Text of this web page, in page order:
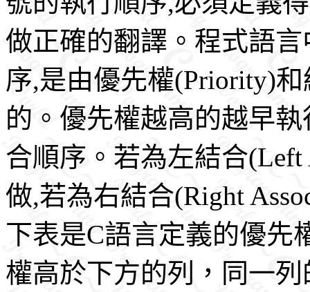
做正確的翻譯。程式語
序,是由優先權(Priority)
的。優先權越高的越早
合順序。若為左結合
做,若為右結合(Right
下表是C語言定義的優先
權高於下方的列，同一